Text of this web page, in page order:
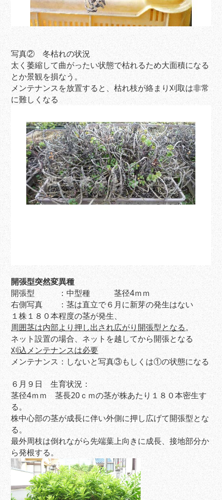
写真② 冬枯れの状況
太く萎縮して曲がったい状態で枯れるため大面積になる
とか景観を損なう。
メンテナンスを放置すると、枯れ枝が絡まり刈取は非常
に難しくなる
開張型突然変異種
開張型 ：中型種 茎径4ｍｍ
右側写真 ：茎は直立で６月に新芽の発生はない
１株１８０本程度の茎が発生、
周囲茎は内部より押し出され広がり 開張型となる。
ネット設置の場合、ネットを越してから開張となる
刈込メンテナンスは必要
メンテナンス：しないと写真③もしくは①の状態になる
６月９日 生育状況：
茎径4ｍｍ 茎長20ｃｍの茎が株あたり１８０本密生す
る。
株中心部の茎が成長に伴い外側に押し広げて開張型とな
る。
最外周枝は倒れながら先端葉上向きに成長、接地部分か
ら発根する。